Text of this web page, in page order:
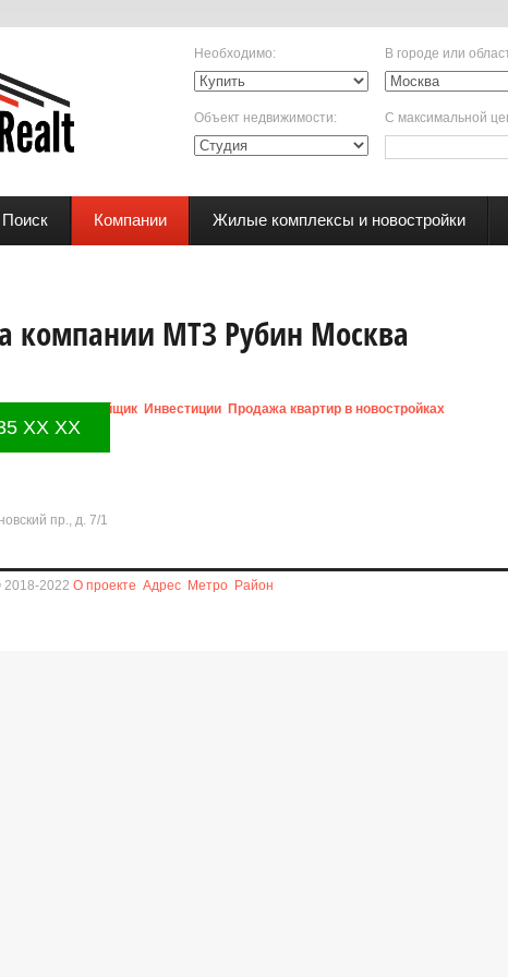
Необходимо: В городе или
Объект недвижимости: С максимальной
Поиск Компании Жилые комплексы и новостройки
компании МТЗ Рубин Москва
Застройщик Инвестиции Продажа квартир в новостройках
XX XX
пр., д. 7/1
2018-2022 О проекте Адрес Метро Район